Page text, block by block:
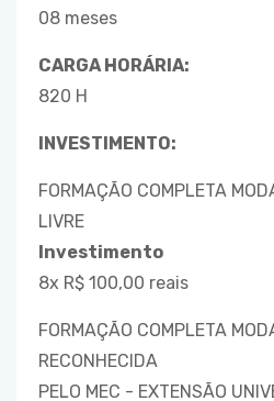
08 meses
CARGA HORÁRIA:
820 H
INVESTIMENTO:
FORMAÇÃO COMPLETA
LIVRE
Investimento
8x R$ 100,00 reais
FORMAÇÃO COMPLETA
RECONHECIDA
PELO MEC - EXTENSÃO